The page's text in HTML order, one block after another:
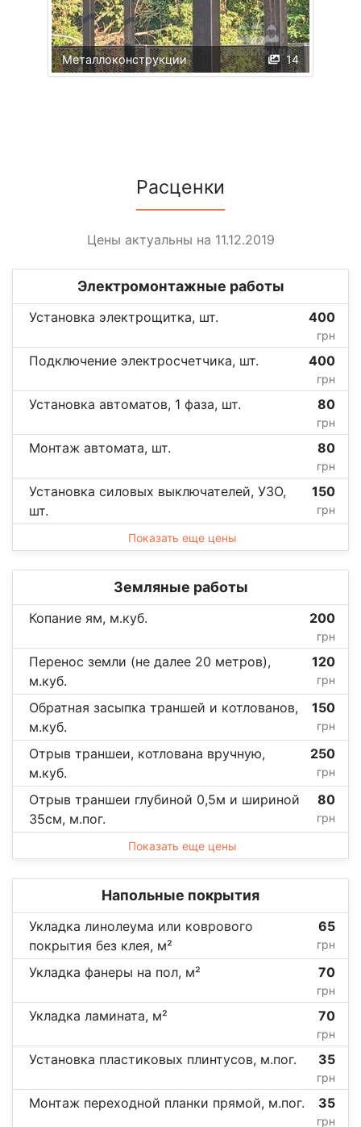
14
Металлоконструкции
Расценки
Цены актуальны на 11.12.2019
Электромонтажные работы
Установка электрощитка, шт. 400
грн
Подключение электросчетчика, шт. 400
грн
Установка автоматов, 1 фаза, шт. 80
грн
Монтаж автомата, шт. 80
грн
Установка силовых выключателей, УЗО,
шт.
150
грн
Показать еще цены
Земляные работы
Копание ям, м.куб. 200
грн
Перенос земли (не далее 20 метров),
м.куб.
120
грн
Обратная засыпка траншей и котлованов,
м.куб.
150
грн
Отрыв траншеи, котлована вручную,
м.куб.
250
грн
Отрыв траншеи глубиной 0,5м и шириной
35см, м.пог.
80
грн
Показать еще цены
Напольные покрытия
Укладка линолеума или коврового
покрытия без клея, м²
65
грн
Укладка фанеры на пол, м² 70
грн
Укладка ламината, м² 70
грн
Установка пластиковых плинтусов, м.пог. 35
грн
Монтаж переходной планки прямой, м.пог. 35
грн